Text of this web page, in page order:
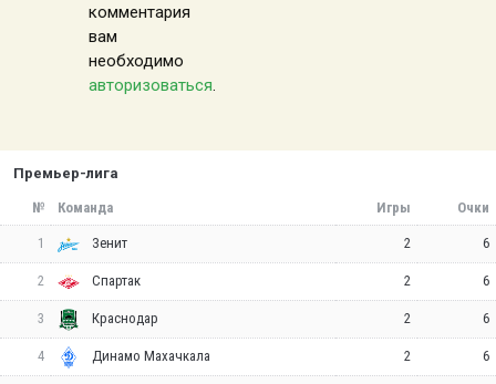
комментария
вам
необходимо
авторизоваться.
Премьер-лига
№ Команда Игры Очки
1 Зенит 2 6
2 Спартак 2 6
3 Краснодар 2 6
4 Динамо Махачкала 2 6